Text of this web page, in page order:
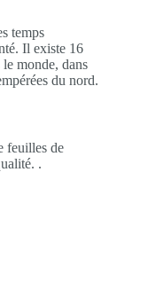
temps
Il existe 16
le monde, dans
du nord.
feuilles de
.